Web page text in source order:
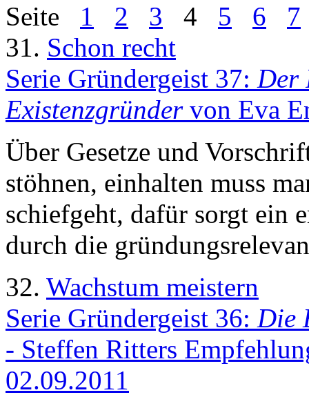
Seite 1 2 3 4 5 6
7
31. Schon recht
Serie Gründergeist 37: Der
Existenzgründervon Eva
Über Gesetze und
stöhnen, einhalten muss
schiefgeht, dafür sorgt ein
durch die
32. Wachstum meistern
Serie Gründergeist 36: Die
- Steffen Ritters
02.09.2011